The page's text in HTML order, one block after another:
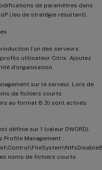
de paramètres dans
(Jeu de stratégie résultant).
:
l’un des serveurs
utilisateur Citrix. Ajoutez
d’organisation.
sur le serveur. Lors de
de fichiers courts
au format 8.3) sont activés
définie sur 1 (valeur DWORD),
Profile Management :
noms de fichiers courts.